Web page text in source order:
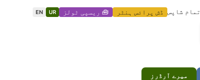
تمام شاپس ڈش پرائس ہنٹر 🧰 ریسپی ٹولز UR
EN
میرے آرڈرز